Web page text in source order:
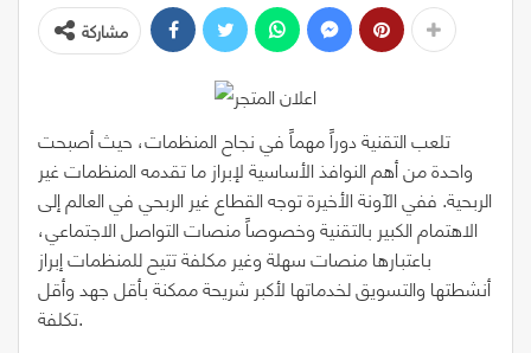
مشاركة
تلعب التقنية دوراً مهماً في نجاح المنظمات، حيث أصبحت
واحدة من أهم النوافذ الأساسية لإبراز ما تقدمه المنظمات غير
الربحية. ففي الآونة الأخيرة توجه القطاع غير الربحي في العالم إلى
الاهتمام الكبير بالتقنية وخصوصاً منصات التواصل الاجتماعي،
باعتبارها منصات سهلة وغير مكلفة تتيح للمنظمات إبراز
أنشطتها والتسويق لخدماتها لأكبر شريحة ممكنة بأقل جهد وأقل
تكلفة.